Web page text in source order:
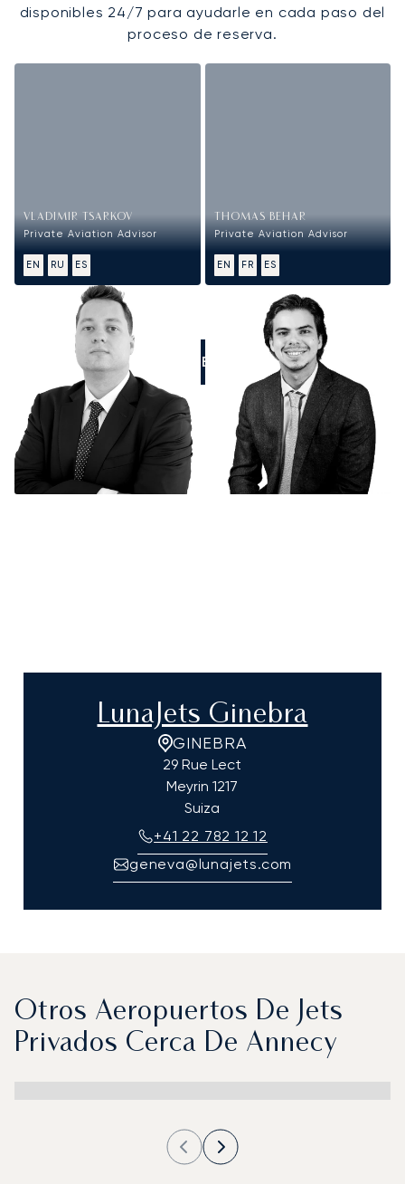
disponibles 24/7 para ayudarle en cada paso del
proceso de reserva.
VLADIMIR TSARKOV
Private Aviation Advisor
EN RU ES
THOMAS BEHAR
Private Aviation Advisor
EN FR ES
LLÁMENOS
LunaJets Ginebra
GINEBRA
29 Rue Lect
Meyrin 1217
Suiza
+41 22 782 12 12
geneva@lunajets.com
Otros Aeropuertos De Jets
Privados Cerca De Annecy